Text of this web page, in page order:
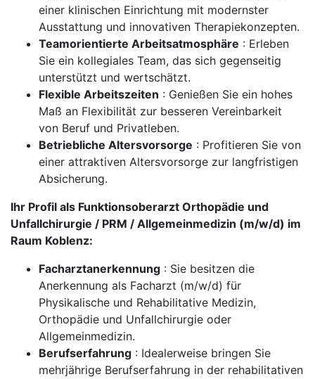
einer klinischen Einrichtung mit modernster
Ausstattung und innovativen Therapiekonzepten.
Teamorientierte Arbeitsatmosphäre : Erleben
Sie ein kollegiales Team, das sich gegenseitig
unterstützt und wertschätzt.
Flexible Arbeitszeiten : Genießen Sie ein hohes
Maß an Flexibilität zur besseren Vereinbarkeit
von Beruf und Privatleben.
Betriebliche Altersvorsorge : Profitieren Sie von
einer attraktiven Altersvorsorge zur langfristigen
Absicherung.
Ihr Profil als Funktionsoberarzt Orthopädie und
Unfallchirurgie / PRM / Allgemeinmedizin (m/w/d) im
Raum Koblenz:
Facharztanerkennung : Sie besitzen die
Anerkennung als Facharzt (m/w/d) für
Physikalische und Rehabilitative Medizin,
Orthopädie und Unfallchirurgie oder
Allgemeinmedizin.
Berufserfahrung : Idealerweise bringen Sie
mehrjährige Berufserfahrung in der rehabilitativen